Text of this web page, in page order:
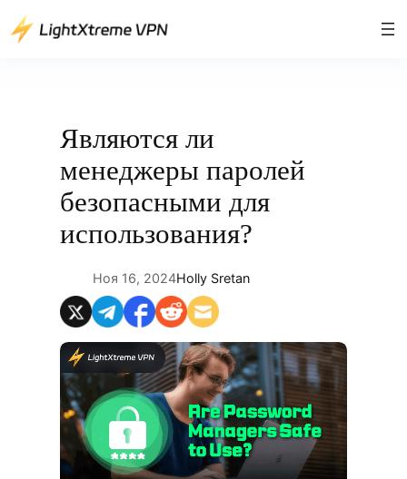
Перейти
Являются ли
менеджеры паролей
безопасными для
использования?
Ноя 16, 2024Holly Sretan